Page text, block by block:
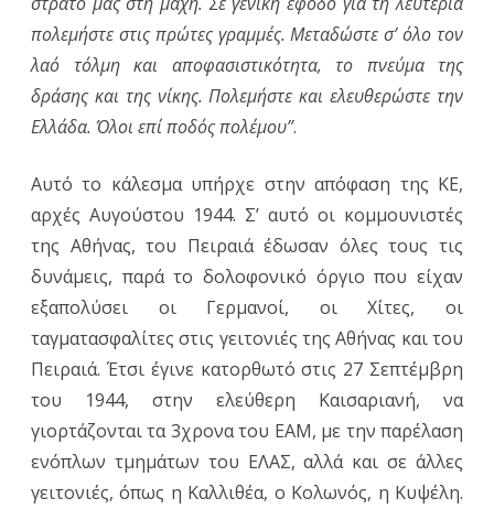
πολεμήστε στις πρώτες γραμμές. Μεταδώστε σ’ όλο τον
λαό τόλμη και αποφασιστικότητα, το πνεύμα της
δράσης και της νίκης. Πολεμήστε και ελευθερώστε την
Ελλάδα. Όλοι επί ποδός πολέμου”.
Αυτό το κάλεσμα υπήρχε στην απόφαση της ΚΕ,
αρχές Αυγούστου 1944. Σ’ αυτό οι κομμουνιστές
της Αθήνας, του Πειραιά έδωσαν όλες τους τις
δυνάμεις, παρά το δολοφονικό όργιο που είχαν
εξαπολύσει οι Γερμανοί, οι Χίτες, οι
ταγματασφαλίτες στις γειτονιές της Αθήνας και του
Πειραιά. Έτσι έγινε κατορθωτό στις 27 Σεπτέμβρη
του 1944, στην ελεύθερη Καισαριανή, να
γιορτάζονται τα 3χρονα του ΕΑΜ, με την παρέλαση
ενόπλων τμημάτων του ΕΛΑΣ, αλλά και σε άλλες
γειτονιές, όπως η Καλλιθέα, ο Κολωνός, η Κυψέλη.